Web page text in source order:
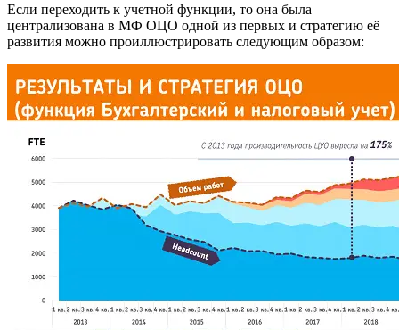
Если переходить к учетной функции, то она была
централизована в МФ ОЦО одной из первых и стратегию её
развития можно проиллюстрировать следующим образом: